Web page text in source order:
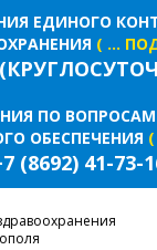
ЕДИНОГО
( ...
ПО
ОБЕСПЕЧЕНИЯ
(8692) 41-73-